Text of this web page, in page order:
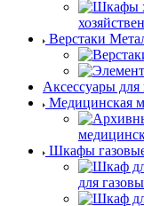
Верстаки
Аксессуары для
Медицинская
Шкафы
для